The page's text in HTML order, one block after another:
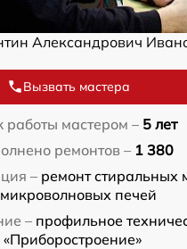
Александрович
Вызвать мастера
работы мастером – 5 лет
ремонтов – 1 380
– ремонт стиральных
печей
– профильное
«Приборостроение»